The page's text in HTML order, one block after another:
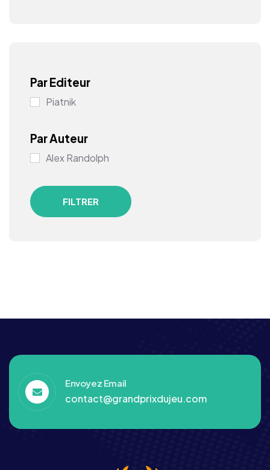
Par Editeur
Piatnik
Par Auteur
Alex Randolph
FILTRER
Envoyez Email
contact@grandprixdujeu.com